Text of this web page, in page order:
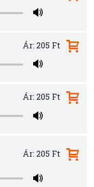
Ár: 205 Ft
Ár: 205 Ft
Ár: 205 Ft